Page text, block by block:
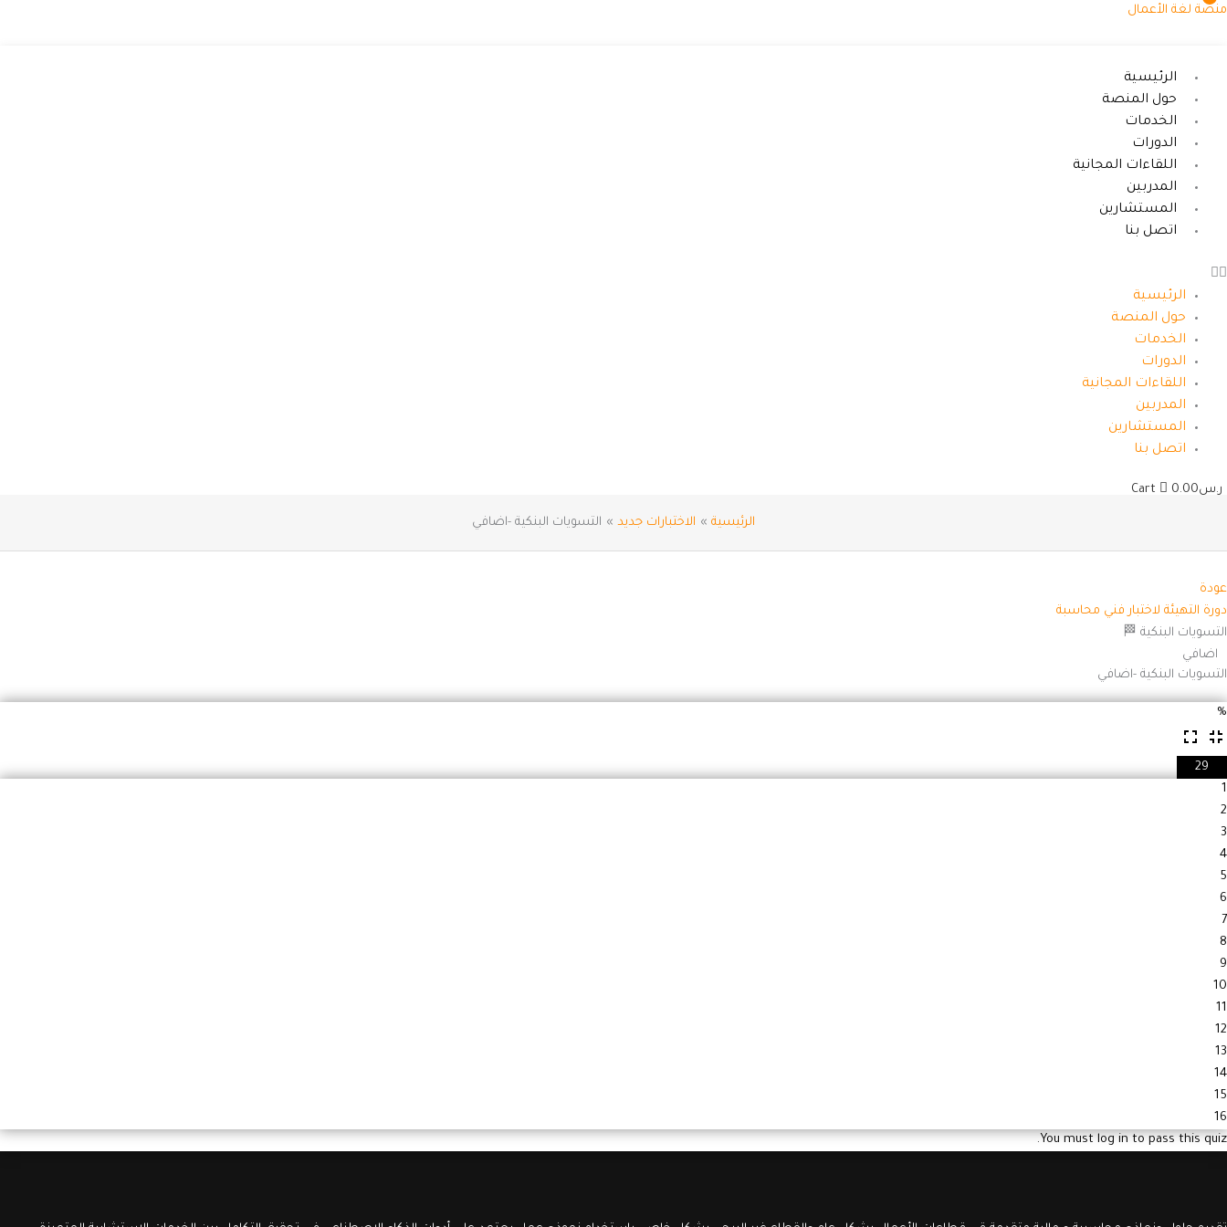
تخطي
منصة لغة الأعمال
الرئيسية
حول المنصة
الخدمات
الدورات
اللقاءات المجانية
المدربين
المستشارين
اتصل بنا
الرئيسية
حول المنصة
الخدمات
الدورات
اللقاءات المجانية
المدربين
المستشارين
اتصل بنا
ر.س0.00
Cart
الرئيسية الاختبارات جديد التسويات البنكية -اضافي
عودة
دورة التهيئة لاختبار فني محاسبة
التسويات البنكية 🏁
اضافي
التسويات البنكية -اضافي
%
29
1
2
3
4
5
6
7
8
9
10
11
12
13
14
15
16
You must log in to pass this quiz.